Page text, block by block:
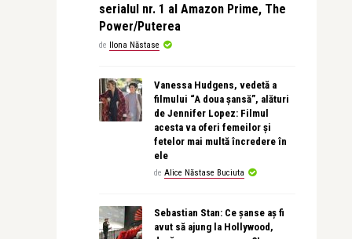
serialul nr. 1 al Amazon Prime, The
Power/Puterea
de Ilona Năstase
Vanessa Hudgens, vedetă a
filmului “A doua șansă”, alături
de Jennifer Lopez: Filmul
acesta va oferi femeilor și
fetelor mai multă încredere în
ele
de Alice Năstase Buciuta
Sebastian Stan: Ce șanse aș fi
avut să ajung la Hollywood,